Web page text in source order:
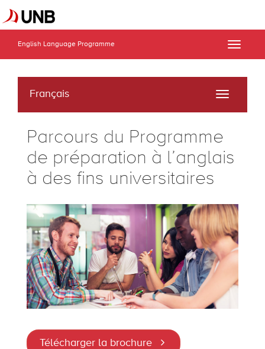
English Language Programme
Toggle
Français
Toggle
Parcours du Programme
de préparation à l’anglais
à des fins universitaires
Télécharger la brochure